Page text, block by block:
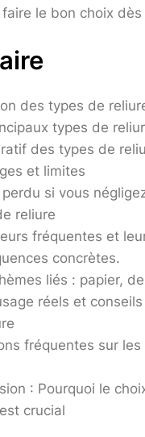
le bon choix
des types de
types de
des types de
et limites
perdu si vous
reliure
fréquentes et
concrètes.
liés : papier,
réels et
fréquentes sur
: Pourquoi le
crucial